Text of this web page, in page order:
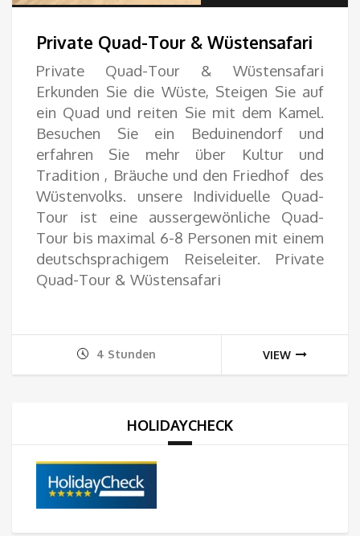
Private Quad-Tour & Wüstensafari
Private Quad-Tour & Wüstensafari
Erkunden Sie die Wüste, ‎Steigen Sie auf
ein Quad ‎und reiten Sie mit dem ‎Kamel.
Besuchen Sie ein ‎Beduinendorf und
‎erfahren Sie mehr über ‎Kultur und
Tradition , Bräuche und den Friedhof des
‎Wüstenvolks.‎ unsere Individuelle Quad-
Tour ist eine aussergewönliche Quad-
Tour bis maximal 6-8 Personen mit einem
deutschsprachigem Reiseleiter. Private
Quad-Tour & Wüstensafari
4 Stunden VIEW
HOLIDAYCHECK